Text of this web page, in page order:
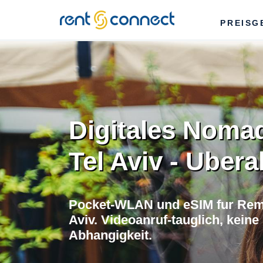
RENT'N
CONNECT
Digitales
Tel Aviv -
Pocket-WLAN und eSIM fur
Aviv. Videoanruf-tauglich,
Abhangigkeit.